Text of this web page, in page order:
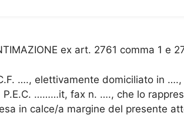
ex art. 2761 comma 1 e
…., elettivamente domiciliato in
P.E.C. ………it, fax n. …., che lo
in calce/a margine del presente